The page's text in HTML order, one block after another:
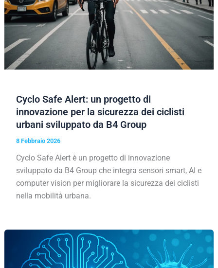
Cyclo Safe Alert: un progetto di
innovazione per la sicurezza dei ciclisti
urbani sviluppato da B4 Group
8 Febbraio 2026
Cyclo Safe Alert è un progetto di innovazione
sviluppato da B4 Group che integra sensori smart, AI e
computer vision per migliorare la sicurezza dei ciclisti
nella mobilità urbana.